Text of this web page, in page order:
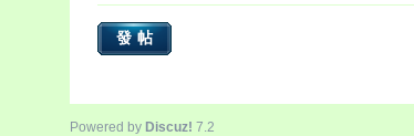
發帖
Powered by Discuz! 7.2